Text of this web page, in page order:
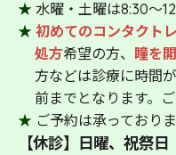
★ 水曜・土曜は8:30～
★ 初めてのコンタクト
処方希望の方、 瞳を
方などは診療に時間
前までとなります。ご
★ ご予約は承っておりま
【休診】日曜、祝祭日